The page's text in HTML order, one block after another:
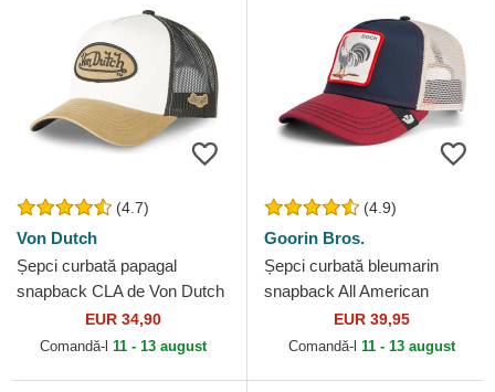
(4.7)
Von Dutch
Șepci curbată papagal
snapback CLA de Von Dutch
EUR 34,90
Comandă-l 11 - 13 august
(4.9)
Goorin Bros.
Șepci curbată bleumarin
snapback All American
Rooster The Farm Goorin
Bros.
EUR 39,95
Comandă-l 11 - 13 august